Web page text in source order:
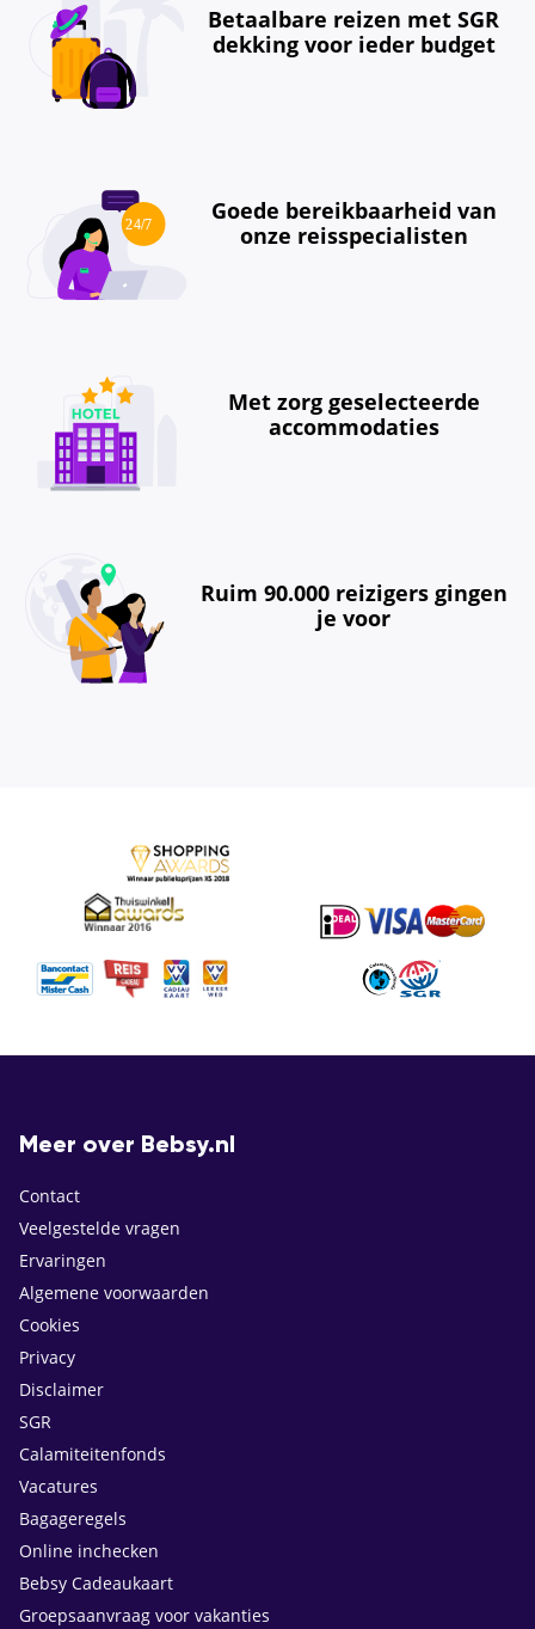
Betaalbare reizen met SGR
dekking voor ieder budget
Goede bereikbaarheid van
onze reisspecialisten
Met zorg geselecteerde
accommodaties
Ruim 90.000 reizigers gingen
je voor
Meer over Bebsy.nl
Contact
Veelgestelde vragen
Ervaringen
Algemene voorwaarden
Cookies
Privacy
Disclaimer
SGR
Calamiteitenfonds
Vacatures
Bagageregels
Online inchecken
Bebsy Cadeaukaart
Groepsaanvraag voor vakanties